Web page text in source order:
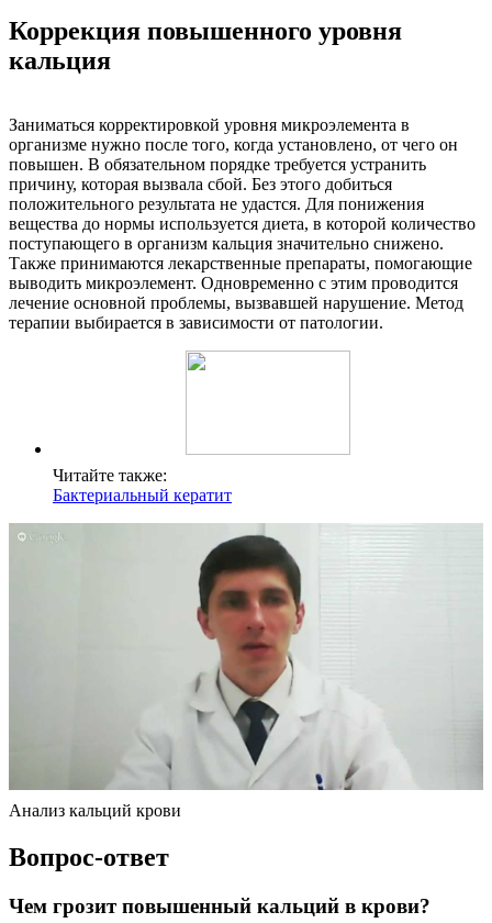
Коррекция повышенного уровня
кальция
Заниматься корректировкой уровня микроэлемента в
организме нужно после того, когда установлено, от чего он
повышен. В обязательном порядке требуется устранить
причину, которая вызвала сбой. Без этого добиться
положительного результата не удастся. Для понижения
вещества до нормы используется диета, в которой количество
поступающего в организм кальция значительно снижено.
Также принимаются лекарственные препараты, помогающие
выводить микроэлемент. Одновременно с этим проводится
лечение основной проблемы, вызвавшей нарушение. Метод
терапии выбирается в зависимости от патологии.
Читайте также:
Бактериальный кератит
Анализ кальций крови
Вопрос-ответ
Чем грозит повышенный кальций в крови?